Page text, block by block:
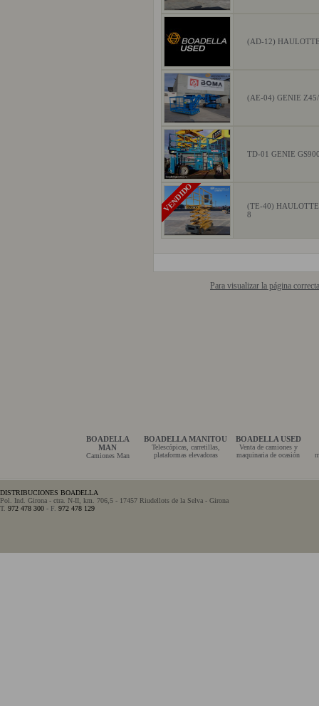
(AD-12)
(AE-04) GENIE
TD-01 GENIE
VENDIDO
(TE-40)
8
Para visualizar la página
BOADELLA
MAN
Camiones Man
BOADELLA MANITOU
Telescópicas, carretillas,
plataformas elevadoras
BOADELLA USED
Venta de camiones y
maquinaria de ocasión
DISTRIBUCIONES BOADELLA
Pol. Ind. Girona - ctra. N-II, km. 706,5 - 17457 Riudellots de la Selva - Girona
T. 972 478 300 - F. 972 478 129